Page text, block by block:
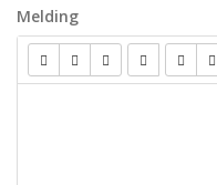
Melding